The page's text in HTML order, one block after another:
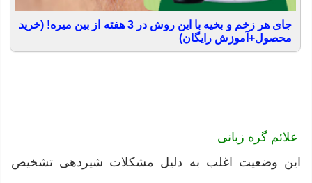
جای هر زخم و بخیه با این روش در 3 هفته از بین میره! (خرید
محصول+آموزش رایگان)
علائم گره زبانی
این وضعیت اغلب به دلیل مشکلات شیردهی تشخیص